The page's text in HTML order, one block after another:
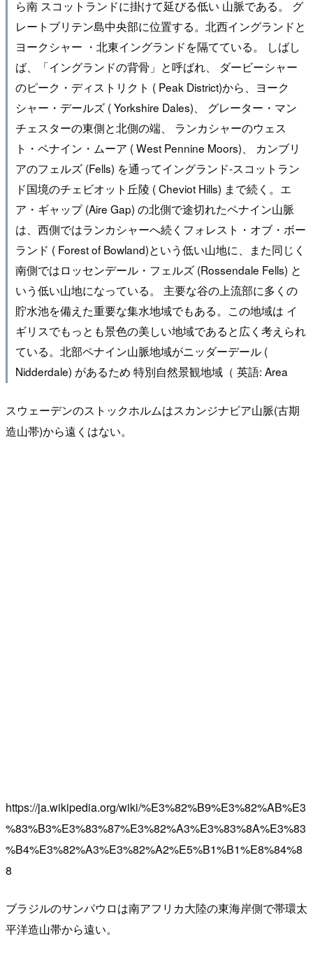
ら南 スコットランドに掛けて延びる低い 山脈である。 グ
レートブリテン島中央部に位置する。北西イングランドと
ヨークシャー ・北東イングランドを隔てている。 しばし
ば、「イングランドの背骨」と呼ばれ、 ダービーシャー
のピーク・ディストリクト ( Peak District)から、ヨーク
シャー・デールズ ( Yorkshire Dales)、 グレーター・マン
チェスターの東側と北側の端、 ランカシャーのウェス
ト・ペナイン・ムーア ( West Pennine Moors)、 カンブリ
アのフェルズ (Fells) を通ってイングランド-スコットラン
ド国境のチェビオット丘陵 ( Cheviot Hills) まで続く。エ
ア・ギャップ (Aire Gap) の北側で途切れたペナイン山脈
は、西側ではランカシャーへ続くフォレスト・オブ・ボー
ランド ( Forest of Bowland)という低い山地に、また同じく
南側ではロッセンデール・フェルズ (Rossendale Fells) と
いう低い山地になっている。 主要な谷の上流部に多くの
貯水池を備えた重要な集水地域でもある。この地域は イ
ギリスでもっとも景色の美しい地域であると広く考えられ
ている。北部ペナイン山脈地域がニッダーデール (
Nidderdale) があるため 特別自然景観地域（ 英語: Area
スウェーデンのストックホルムはスカンジナビア山脈(古期
造山帯)から遠くはない。
https://ja.wikipedia.org/wiki/%E3%82%B9%E3%82%AB%E3
%83%B3%E3%83%87%E3%82%A3%E3%83%8A%E3%83
%B4%E3%82%A3%E3%82%A2%E5%B1%B1%E8%84%8
8
ブラジルのサンパウロは南アフリカ大陸の東海岸側で帯環太
平洋造山帯から遠い。